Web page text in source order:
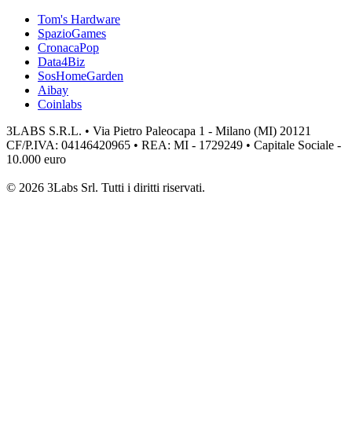
Tom's Hardware
SpazioGames
CronacaPop
Data4Biz
SosHomeGarden
Aibay
Coinlabs
3LABS S.R.L. • Via Pietro Paleocapa 1 - Milano (MI) 20121
CF/P.IVA: 04146420965 • REA: MI - 1729249 • Capitale Sociale -
10.000 euro
© 2026 3Labs Srl. Tutti i diritti riservati.